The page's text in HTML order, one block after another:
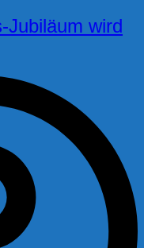
Jubiläum wird